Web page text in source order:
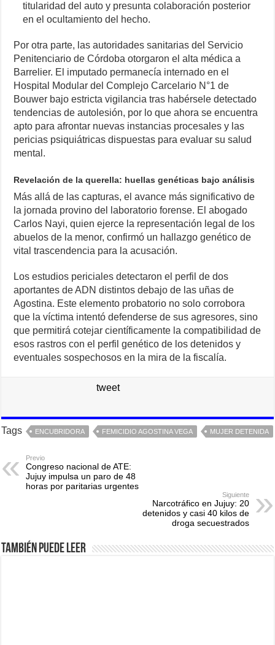
titularidad del auto y presunta colaboración posterior
en el ocultamiento del hecho.
Por otra parte, las autoridades sanitarias del Servicio
Penitenciario de Córdoba otorgaron el alta médica a
Barrelier. El imputado permanecía internado en el
Hospital Modular del Complejo Carcelario N°1 de
Bouwer bajo estricta vigilancia tras habérsele detectado
tendencias de autolesión, por lo que ahora se encuentra
apto para afrontar nuevas instancias procesales y las
pericias psiquiátricas dispuestas para evaluar su salud
mental.
Revelación de la querella: huellas genéticas bajo análisis
Más allá de las capturas, el avance más significativo de
la jornada provino del laboratorio forense. El abogado
Carlos Nayi, quien ejerce la representación legal de los
abuelos de la menor, confirmó un hallazgo genético de
vital trascendencia para la acusación.
Los estudios periciales detectaron el perfil de dos
aportantes de ADN distintos debajo de las uñas de
Agostina. Este elemento probatorio no solo corrobora
que la víctima intentó defenderse de sus agresores, sino
que permitirá cotejar científicamente la compatibilidad de
esos rastros con el perfil genético de los detenidos y
eventuales sospechosos en la mira de la fiscalía.
tweet
Tags ENCUBRIDORA FEMICIDIO AGOSTINA VEGA MUJER DETENIDA
Previo
Congreso nacional de ATE:
Jujuy impulsa un paro de 48
horas por paritarias urgentes
Siguiente
Narcotráfico en Jujuy: 20
detenidos y casi 40 kilos de
droga secuestrados
También puede leer